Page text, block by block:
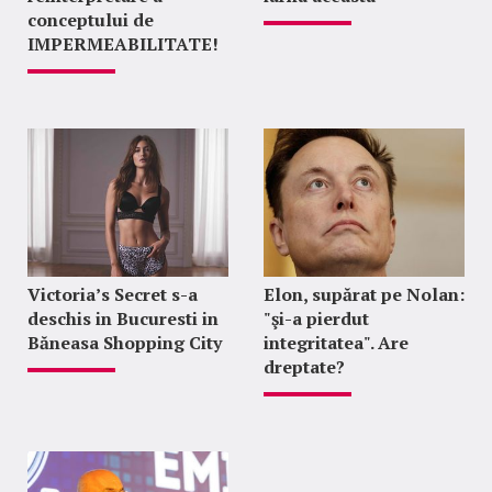
conceptului de
IMPERMEABILITATE!
Victoria’s Secret s-a
deschis in Bucuresti in
Băneasa Shopping City
Elon, supărat pe Nolan:
"şi-a pierdut
integritatea". Are
dreptate?